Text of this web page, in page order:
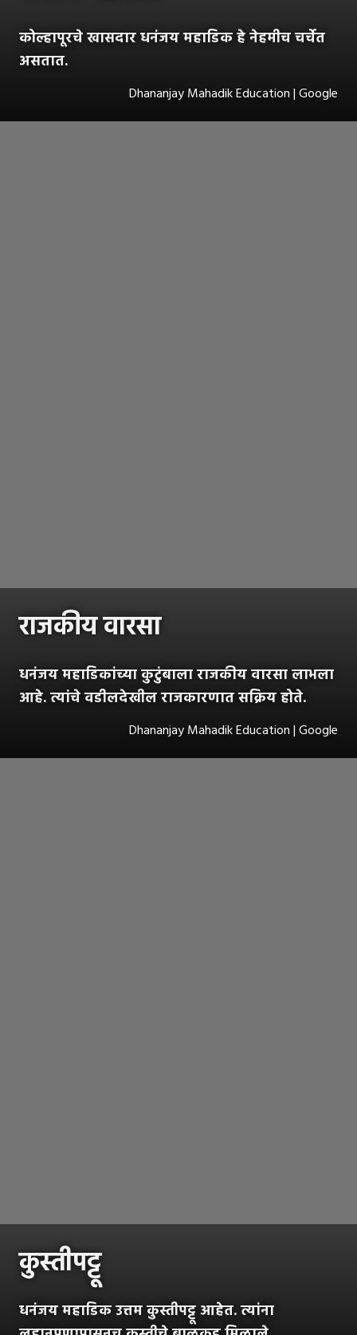
कोल्हापूरचे खासदार धनंजय महाडिक हे नेहमीच चर्चेत
असतात.
Dhananjay Mahadik Education | Google
राजकीय वारसा
धनंजय महाडिकांच्या कुटुंबाला राजकीय वारसा लाभला
आहे. त्यांचे वडीलदेखील राजकारणात सक्रिय होते.
Dhananjay Mahadik Education | Google
कुस्तीपट्टू
धनंजय महाडिक उत्तम कुस्तीपट्टू आहेत. त्यांना